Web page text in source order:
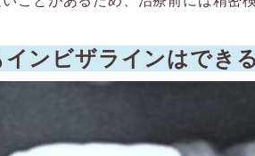
ンビザラインはでき